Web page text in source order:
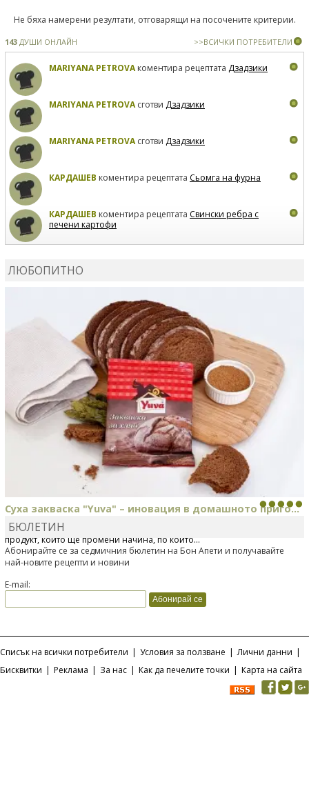
Не бяха намерени резултати, отговарящи на посочените критерии.
143 ДУШИ ОНЛАЙН >>ВСИЧКИ ПОТРЕБИТЕЛИ
MARIYANA PETROVAкоментира рецептата Дзадзики
MARIYANA PETROVAсготви Дзадзики
MARIYANA PETROVAсготви Дзадзики
КАРДАШЕВ коментира рецептата Сьомга на фурна
КАРДАШЕВ коментира рецептата Свински ребра с
печени картофи
ЛЮБОПИТНО
Суха закваска "Yuva" – иновация в домашното приго...
Отскоро Лесафр България стартира предлагането на изцяло нов
продукт, който ще промени начина, по който...
БЮЛЕТИН
Абонирайте се за седмичния бюлетин на Бон Апети и получавайте
най-новите рецепти и новини
E-mail:
Списък на всички потребители | Условия за ползване | Лични данни |
Бисквитки | Реклама | За нас | Как да печелите точки | Карта на сайта